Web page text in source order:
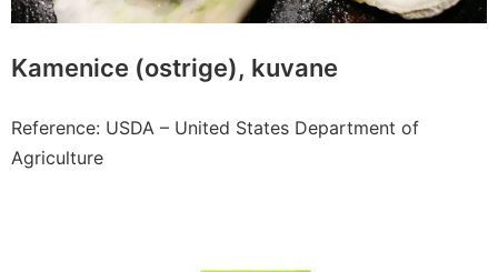
Kamenice (ostrige), kuvane
Reference: USDA – United States Department of
Agriculture